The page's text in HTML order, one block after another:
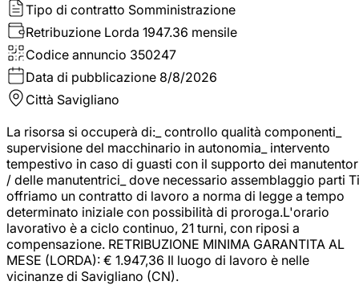
Tipo di contratto Somministrazione
Retribuzione Lorda 1947.36 mensile
Codice annuncio 350247
Data di pubblicazione 8/8/2026
Città Savigliano
La risorsa si occuperà di:_ controllo qualità componenti_
supervisione del macchinario in autonomia_ intervento
tempestivo in caso di guasti con il supporto dei
/ delle manutentrici_ dove necessario assemblaggio parti Ti
offriamo un contratto di lavoro a norma di legge a tempo
determinato iniziale con possibilità di proroga.L'orario
lavorativo è a ciclo continuo, 21 turni, con riposi a
compensazione. RETRIBUZIONE MINIMA GARANTITA AL
MESE (LORDA): € 1.947,36 Il luogo di lavoro è nelle
vicinanze di Savigliano (CN).